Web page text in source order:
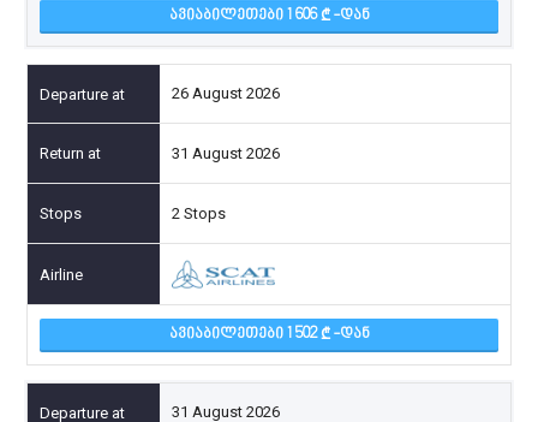
ᲐᲕᲘᲐᲑᲘᲚᲔᲗᲔᲑᲘ 1 606 -ᲓᲐᲜ
26 August 2026
31 August 2026
2 Stops
ᲐᲕᲘᲐᲑᲘᲚᲔᲗᲔᲑᲘ 1 502 -ᲓᲐᲜ
31 August 2026